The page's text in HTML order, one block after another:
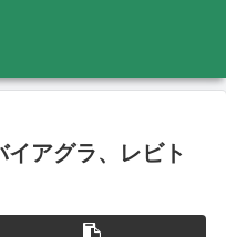
アグラ、レビト